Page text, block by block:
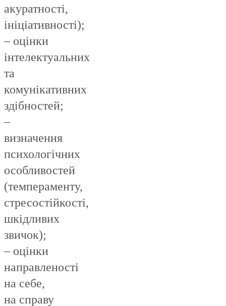
акуратності,
ініціативності);
– оцінки
інтелектуальних
та
комунікативних
здібностей;
–
визначення
психологічних
особливостей
(темпераменту,
стресостійкості,
шкідливих
звичок);
– оцінки
направленості
на себе,
на справу